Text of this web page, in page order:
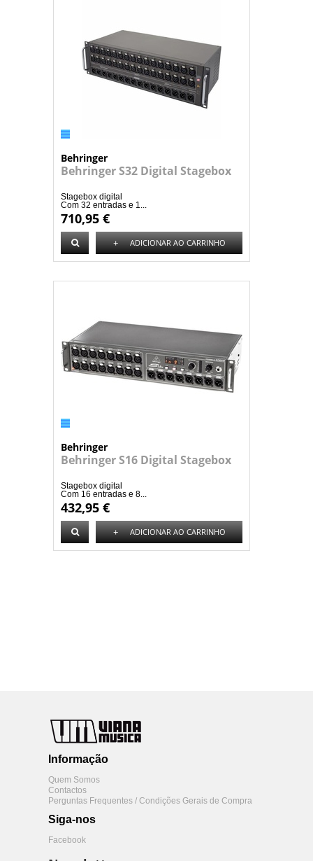
Behringer
Behringer S32 Digital Stagebox
Stagebox digital
Com 32 entradas e 1...
710,95 €
+ ADICIONAR AO CARRINHO
Behringer
Behringer S16 Digital Stagebox
Stagebox digital
Com 16 entradas e 8...
432,95 €
+ ADICIONAR AO CARRINHO
Informação
Quem Somos
Contactos
Perguntas Frequentes / Condições Gerais de Compra
Siga-nos
Facebook